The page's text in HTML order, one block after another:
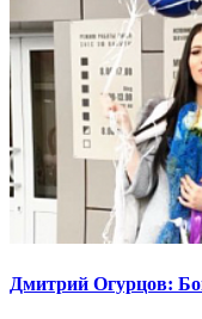
Дмитрий Огурцов: